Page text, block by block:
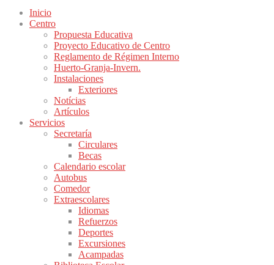
Inicio
Centro
Propuesta Educativa
Proyecto Educativo de Centro
Reglamento de Régimen Interno
Huerto-Granja-Invern.
Instalaciones
Exteriores
Notícias
Artículos
Servicios
Secretaría
Circulares
Becas
Calendario escolar
Autobus
Comedor
Extraescolares
Idiomas
Refuerzos
Deportes
Excursiones
Acampadas